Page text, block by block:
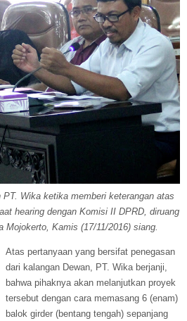
Wika ketika memberi keterangan atas
hearing dengan Komisi II DPRD, diruang
Mojokerto, Kamis (17/11/2016) siang.
Atas pertanyaan yang bersifat penegasan
dari kalangan Dewan, PT. Wika berjanji,
bahwa pihaknya akan melanjutkan proyek
tersebut dengan cara memasang 6 (enam)
balok girder (bentang tengah) sepanjang